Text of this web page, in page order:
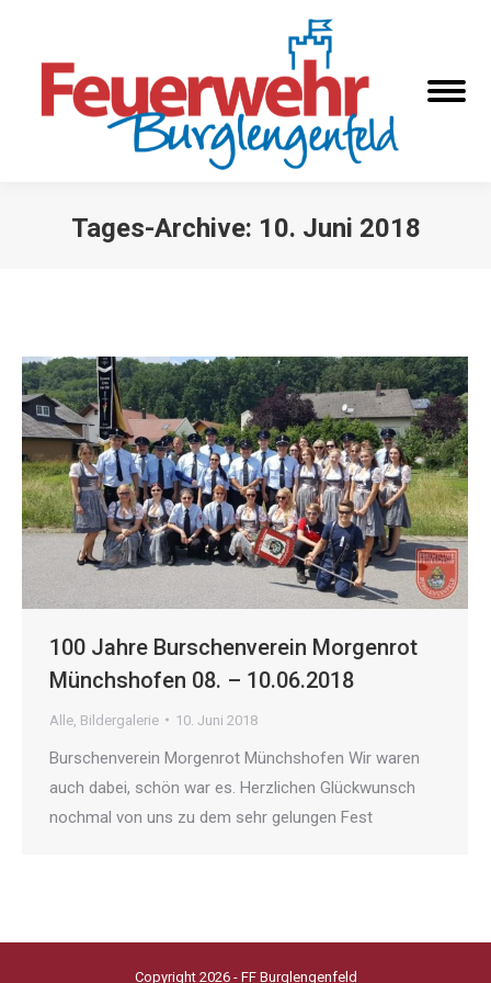
Tages-Archive: 10. Juni 2018
100 Jahre Burschenverein Morgenrot
Münchshofen 08. – 10.06.2018
Alle Bildergalerie 10. Juni 2018
Burschenverein Morgenrot Münchshofen Wir waren
auch dabei, schön war es. Herzlichen Glückwunsch
nochmal von uns zu dem sehr gelungen Fest
Copyright 2026 - FF Burglengenfeld